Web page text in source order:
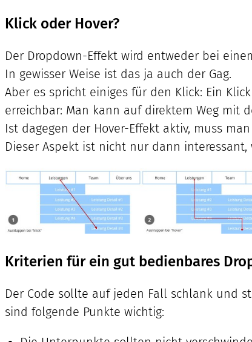
Klick oder Hover?
Der Dropdown-Effekt wird entweder bei
In gewisser Weise ist das ja auch der Gag.
Aber es spricht einiges für den Klick: Ein
erreichbar: Man kann auf direktem Weg mit
Ist dagegen der Hover-Effekt aktiv, muss
Dieser Aspekt ist nicht nur dann
Kriterien für ein gut bedienbares
Der Code sollte auf jeden Fall schlank und
sind folgende Punkte wichtig: